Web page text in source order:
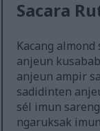
Sacara
Kacang
anjeun
anjeun ampir
sadidinten
sél imun
ngaruksak